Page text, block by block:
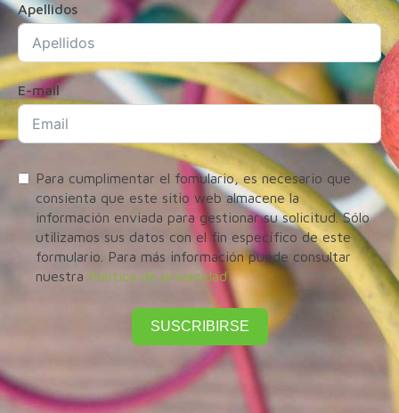
Apellidos
E-mail
Para cumplimentar el fomulario, es necesario que
consienta que este sitio web almacene la
información enviada para gestionar su solicitud. Sólo
utilizamos sus datos con el fin específico de este
formulario. Para más información puede consultar
nuestra Política de privacidad
SUSCRIBIRSE